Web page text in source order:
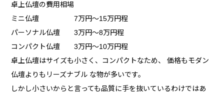
卓上仏壇の費用相場
ミニ仏壇 7万円〜15万円程
パーソナル仏壇 3万円〜8万円程
コンパクト仏壇 3万円〜10万円程
卓上仏壇はサイズも小さく、コンパクトなため、 価格もモダン
仏壇よりもリーズナブル な物が多いです。
しかし小さいからと言っても品質に手を抜いているわけではあ